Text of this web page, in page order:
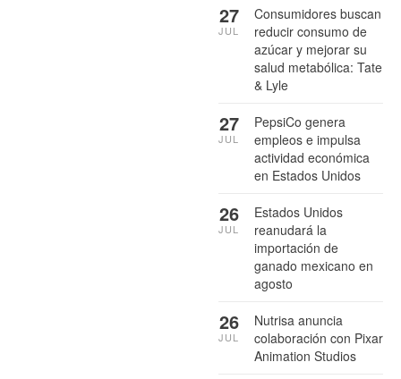
Consumidores buscan
reducir consumo de
azúcar y mejorar su
salud metabólica: Tate
& Lyle
27
JUL
PepsiCo genera
empleos e impulsa
actividad económica
en Estados Unidos
27
JUL
Estados Unidos
reanudará la
importación de
ganado mexicano en
agosto
26
JUL
Nutrisa anuncia
colaboración con Pixar
Animation Studios
26
JUL